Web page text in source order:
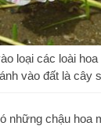
loại các loài hoa
vào đất là cây
những chậu hoa